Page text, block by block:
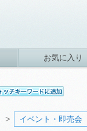
お気に入り
>
イベント・即売会